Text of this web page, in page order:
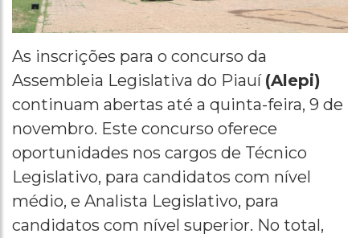
As inscrições para o concurso da
Assembleia Legislativa do Piauí (Alepi)
continuam abertas até a quinta-feira, 9 de
novembro. Este concurso oferece
oportunidades nos cargos de Técnico
Legislativo, para candidatos com nível
médio, e Analista Legislativo, para
candidatos com nível superior. No total,